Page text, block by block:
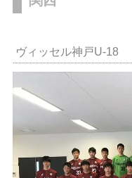
ヴィッセル神戸U-18